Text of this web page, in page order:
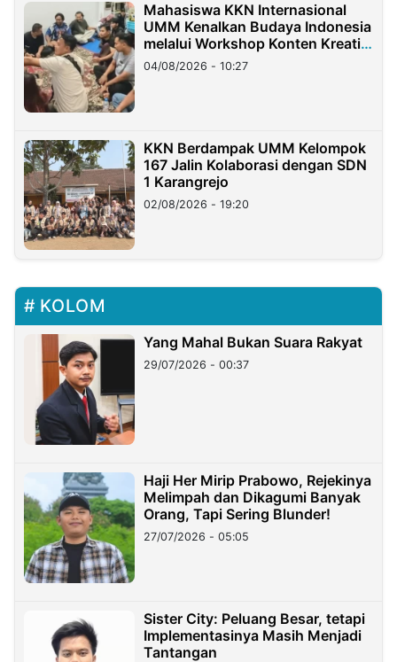
Mahasiswa KKN Internasional
UMM Kenalkan Budaya Indonesia
melalui Workshop Konten Kreatif
di Taiwan
04/08/2026 - 10:27
KKN Berdampak UMM Kelompok
167 Jalin Kolaborasi dengan SDN
1 Karangrejo
02/08/2026 - 19:20
KOLOM
Yang Mahal Bukan Suara Rakyat
29/07/2026 - 00:37
Haji Her Mirip Prabowo, Rejekinya
Melimpah dan Dikagumi Banyak
Orang, Tapi Sering Blunder!
27/07/2026 - 05:05
Sister City: Peluang Besar, tetapi
Implementasinya Masih Menjadi
Tantangan